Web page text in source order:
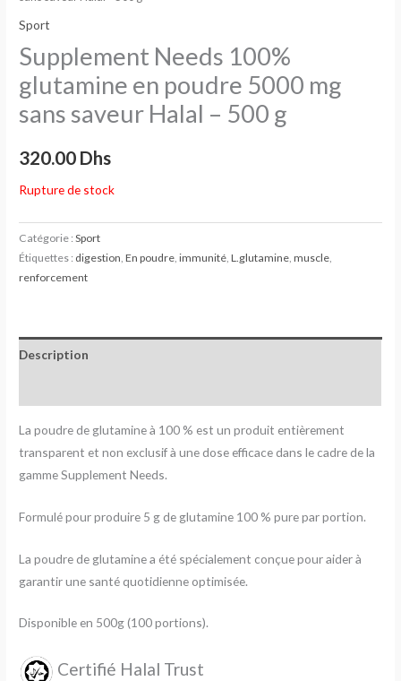
Sport
Supplement Needs 100%
glutamine en poudre 5000 mg
sans saveur Halal – 500 g
320.00 Dhs
Rupture de stock
Catégorie :Sport
Étiquettes : digestion,En poudre,immunité,L.glutamine,muscle,
renforcement
Description
La poudre de glutamine à 100 % est un produit entièrement
transparent et non exclusif à une dose efficace dans le cadre de la
gamme Supplement Needs.
Formulé pour produire 5 g de glutamine 100 % pure par portion.
La poudre de glutamine a été spécialement conçue pour aider à
garantir une santé quotidienne optimisée.
Disponible en 500g (100 portions).
Certifié Halal Trust